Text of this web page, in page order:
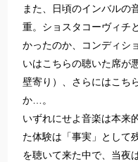
また、日頃のインバルの
重。ショスタコーヴィチ
かったのか、コンディシ
いはこちらの聴いた席が
壁寄り）、さらにはこち
か…。
いずれにせよ音楽は本来
た体験は「事実」として
を聴いて来た中で、当夜